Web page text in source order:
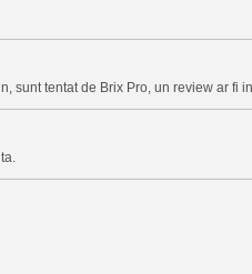
sunt tentat de Brix Pro, un review ar fi